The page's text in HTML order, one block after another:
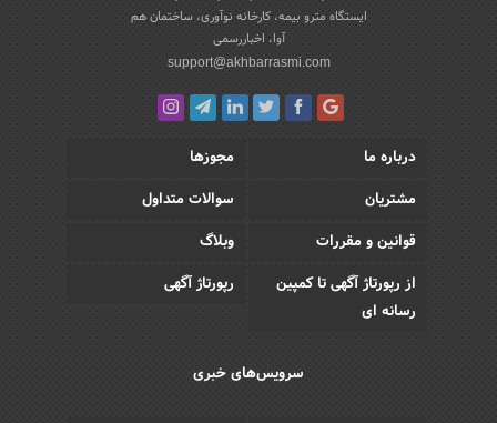
ایستگاه مترو بیمه، کارخانه نوآوری، ساختمان هم
آوا، اخباررسمی
support@akhbarrasmi.com
درباره ما
مجوزها
مشتریان
سوالات متداول
قوانین و مقررات
وبلاگ
از رپورتاژ آگهی تا کمپین
رسانه ای
رپورتاژ آگهی
سرویس‌های خبری